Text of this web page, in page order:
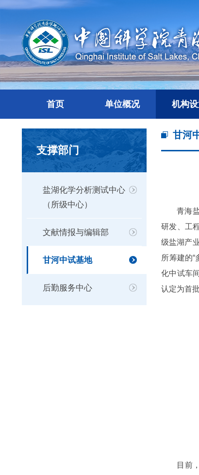
首页 单位概况 机构
支撑部门
盐湖化学分析测试中心
（所级中心）
文献情报与编辑部
甘河中试基地
后勤服务中心
甘河
青海
研发、工
级盐湖产
所筹建的
化中试车
认定为首
目前